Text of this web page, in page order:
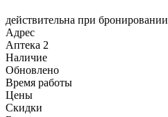
действительна при бронировании
Адрес
Аптека 2
Наличие
Обновлено
Время работы
Цены
Скидки